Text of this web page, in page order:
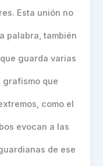
Esta unión no
palabra, también
guarda varias
grafismo que
como el
evocan a las
de ese